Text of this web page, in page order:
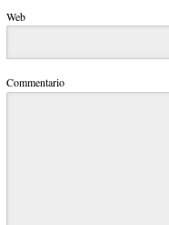
Web
Commentario